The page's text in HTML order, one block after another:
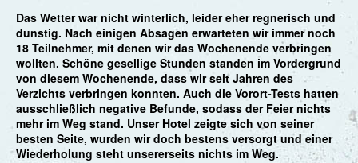
Das Wetter war nicht winterlich, leider eher regnerisch und
dunstig. Nach einigen Absagen erwarteten wir immer noch
18 Teilnehmer, mit denen wir das Wochenende verbringen
wollten. Schöne gesellige Stunden standen im Vordergrund
von diesem Wochenende, dass wir seit Jahren des
Verzichts verbringen konnten. Auch die Vorort-Tests hatten
ausschließlich negative Befunde, sodass der Feier nichts
mehr im Weg stand. Unser Hotel zeigte sich von seiner
besten Seite, wurden wir doch bestens versorgt und einer
Wiederholung steht unsererseits nichts im Weg.